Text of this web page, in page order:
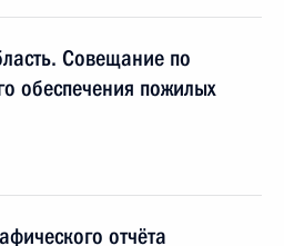
Совещание по
обеспечения пожилых
отчёта